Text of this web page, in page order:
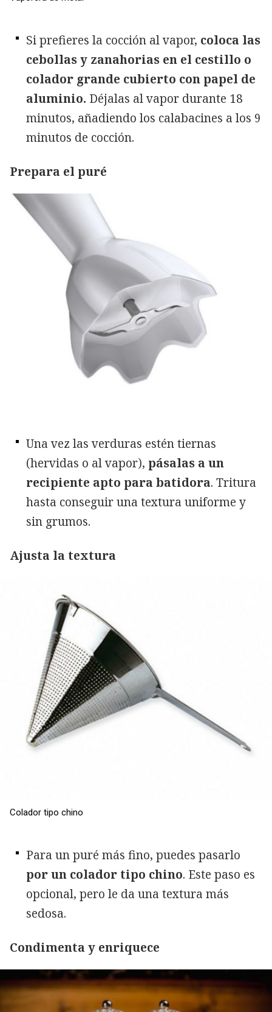
Si prefieres la cocción al vapor, coloca las
cebollas y zanahorias en el cestillo o
colador grande cubierto con papel de
aluminio. Déjalas al vapor durante 18
minutos, añadiendo los calabacines a los 9
minutos de cocción.
Prepara el puré
Una vez las verduras estén tiernas
(hervidas o al vapor), pásalas a un
recipiente apto para batidora. Tritura
hasta conseguir una textura uniforme y
sin grumos.
Ajusta la textura
Colador tipo chino
Para un puré más fino, puedes pasarlo
por un colador tipo chino. Este paso es
opcional, pero le da una textura más
sedosa.
Condimenta y enriquece